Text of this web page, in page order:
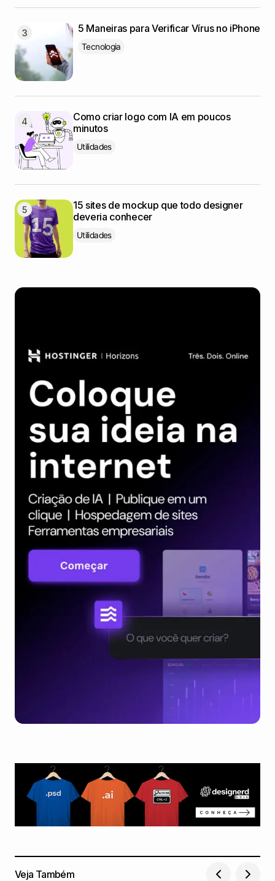
5 Maneiras para Verificar Vírus no iPhone
Tecnologia
Como criar logo com IA em poucos
minutos
Utilidades
15 sites de mockup que todo designer
deveria conhecer
Utilidades
Veja Também